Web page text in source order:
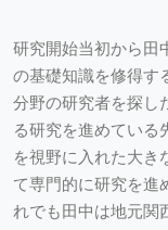
研究開始当初から田
の基礎知識を修得す
分野の研究者を探し
る研究を進めている
を視野に入れた大き
て専門的に研究を進
れでも田中は地元関